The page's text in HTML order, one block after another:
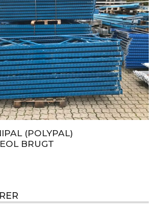
(POLYPAL)
BRUGT